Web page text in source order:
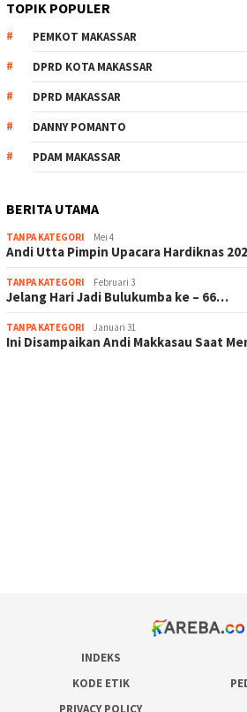
TOPIK POPULER
PEMKOT MAKASSAR
DPRD KOTA MAKASSAR
DPRD MAKASSAR
DANNY POMANTO
PDAM MAKASSAR
BERITA UTAMA
TANPA KATEGORI Mei 4
Andi Utta Pimpin Upacara Hardiknas
TANPA KATEGORI Februari 3
Jelang Hari Jadi Bulukumba ke – 66…
TANPA KATEGORI Januari 31
Ini Disampaikan Andi Makkasau Saat
INDEKS
KODE ETIK